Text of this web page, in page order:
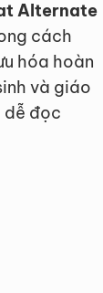
Alternate
cách
hóa hoàn
và giáo
dễ đọc